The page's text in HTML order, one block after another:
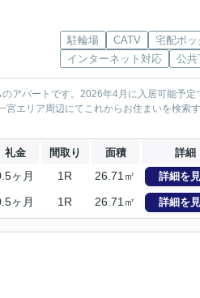
駐輪場 CATV
宅配ボッ
インターネット対応
公共
アパートです。2026年4月に入居可能予
エリア周辺にてこれからお住まいを検索
礼金 間取り 面積 詳細
ヶ月 1R 26.71㎡ 詳細を
ヶ月 1R 26.71㎡ 詳細を